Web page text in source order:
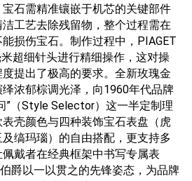
石需精准镶嵌于机芯的关键部件
洁工艺去除残留物，整个过程需在
损伤宝石。制作过程中，PIAGET
超细针头进行精细操作，这对操
提出了极高的要求。全新玫瑰金
浓郁棕调光泽，向1960年代品牌
”（Style Selector）这一半定制理
壳颜色与四种装饰宝石表盘（虎
缟玛瑙）的自由搭配，更支持多
戴者在经典框架中书写专属表
爵以一以贯之的先锋姿态，为品牌